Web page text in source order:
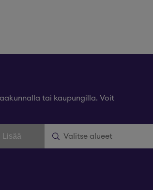
tai kaupungilla. Voit
Lisää